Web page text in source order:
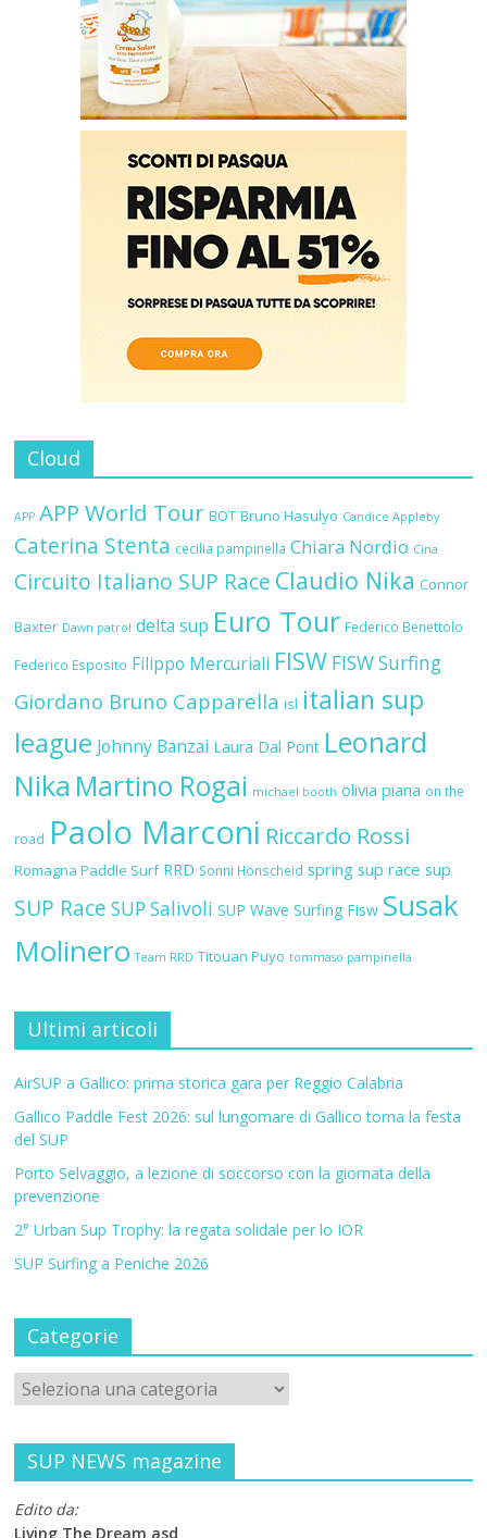
Cloud
APP APP World Tour BOT Bruno Hasulyo Candice Appleby
Caterina Stenta cecilia pampinella Chiara Nordio Cina
Circuito Italiano SUP Race Claudio Nika Connor
Baxter Dawn patrol delta sup Euro Tour Federico Benettolo
Federico Esposito Filippo Mercuriali FISW FISW Surfing
Giordano Bruno Capparella isl italian sup
league Johnny Banzai Laura Dal Pont Leonard
Nika Martino Rogai michael booth olivia piana on the
road Paolo Marconi Riccardo Rossi
Romagna Paddle Surf RRD Sonni Hönscheid spring sup race sup
SUP Race SUP Salivoli SUP Wave Surfing Fisw Susak
Molinero Team RRD Titouan Puyo tommaso pampinella
Ultimi articoli
AirSUP a Gallico: prima storica gara per Reggio Calabria
Gallico Paddle Fest 2026: sul lungomare di Gallico torna la festa
del SUP
Porto Selvaggio, a lezione di soccorso con la giornata della
prevenzione
2° Urban Sup Trophy: la regata solidale per lo IOR
SUP Surfing a Peniche 2026
Categorie
SUP NEWS magazine
Edito da:
Living The Dream asd